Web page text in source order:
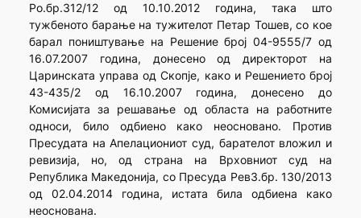
Ро.бр.312/12 од 10.10.2012 година, така што
тужбеното барање на тужителот Петар Тошев, со кое
барал поништување на Решение број 04-9555/7 од
16.07.2007 година, донесено од директорот на
Царинската управа од Скопје, како и Решението број
43-435/2 од 16.10.2007 година, донесено до
Комисијата за решавање од областа на работните
односи, било одбиено како неосновано. Против
Пресудата на Апелациониот суд, барателот вложил и
ревизија, но, од страна на Врховниот суд на
Република Македонија, со Пресуда Рев3.бр. 130/2013
од 02.04.2014 година, истата била одбиена како
неоснована.